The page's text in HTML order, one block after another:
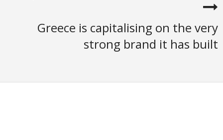
Greece is capitalising on the very
strong brand it has built